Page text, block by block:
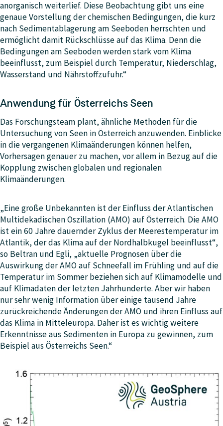
anorganisch weiterlief. Diese Beobachtung gibt uns eine
genaue Vorstellung der chemischen Bedingungen, die kurz
nach Sedimentablagerung am Seeboden herrschten und
ermöglicht damit Rückschlüsse auf das Klima. Denn die
Bedingungen am Seeboden werden stark vom Klima
beeinflusst, zum Beispiel durch Temperatur, Niederschlag,
Wasserstand und Nährstoffzufuhr.“
Anwendung für Österreichs Seen
Das Forschungsteam plant, ähnliche Methoden für die
Untersuchung von Seen in Österreich anzuwenden. Einblicke
in die vergangenen Klimaänderungen können helfen,
Vorhersagen genauer zu machen, vor allem in Bezug auf die
Kopplung zwischen globalen und regionalen
Klimaänderungen.
„Eine große Unbekannten ist der Einfluss der Atlantischen
Multidekadischen Oszillation (AMO) auf Österreich. Die AMO
ist ein 60 Jahre dauernder Zyklus der Meerestemperatur im
Atlantik, der das Klima auf der Nordhalbkugel beeinflusst“,
so Beltran und Egli, „aktuelle Prognosen über die
Auswirkung der AMO auf Schneefall im Frühling und auf die
Temperatur im Sommer beziehen sich auf Klimamodelle und
auf Klimadaten der letzten Jahrhunderte. Aber wir haben
nur sehr wenig Information über einige tausend Jahre
zurückreichende Änderungen der AMO und ihren Einfluss auf
das Klima in Mitteleuropa. Daher ist es wichtig weitere
Erkenntnisse aus Sedimenten in Europa zu gewinnen, zum
Beispiel aus Österreichs Seen.“